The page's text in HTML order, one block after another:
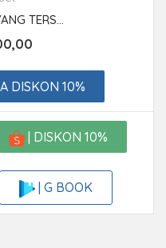
TERS...
DISKON 10%
| DISKON 10%
| G BOOK